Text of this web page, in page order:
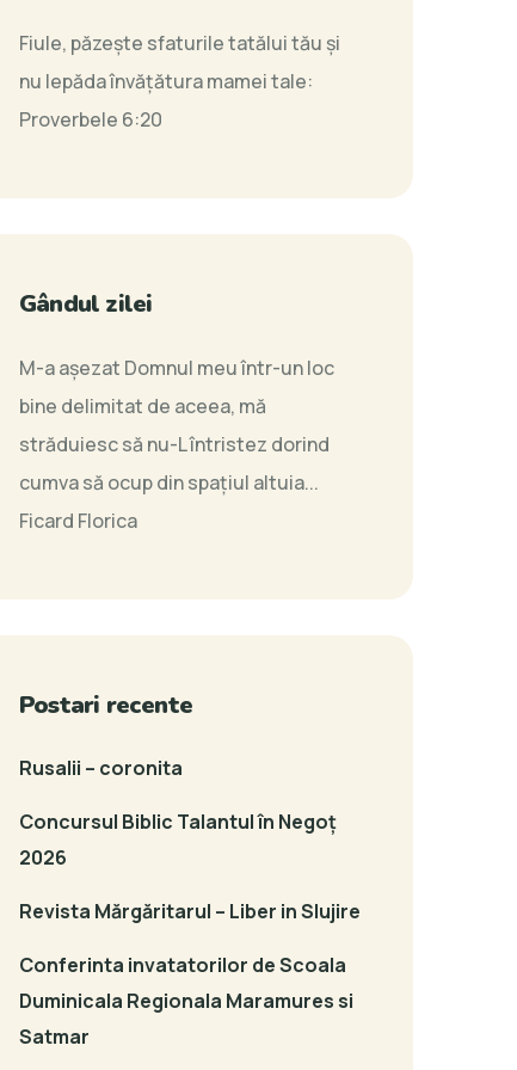
Fiule, păzeşte sfaturile tatălui tău şi
nu lepăda învăţătura mamei tale:
Proverbele 6:20
Gândul zilei
M-a aşezat Domnul meu într-un loc
bine delimitat de aceea, mă
străduiesc să nu-L întristez dorind
cumva să ocup din spaţiul altuia...
Ficard Florica
Postari recente
Rusalii – coronita
Concursul Biblic Talantul în Negoț
2026
Revista Mărgăritarul – Liber in Slujire
Conferinta invatatorilor de Scoala
Duminicala Regionala Maramures si
Satmar